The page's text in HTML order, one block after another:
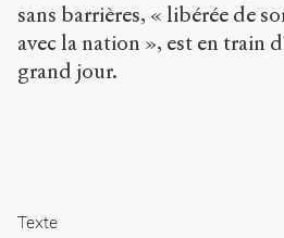
9
3
/
Bibtex
sans barrières, « libérée de
avec la nation », est en train
grand jour.
Texte